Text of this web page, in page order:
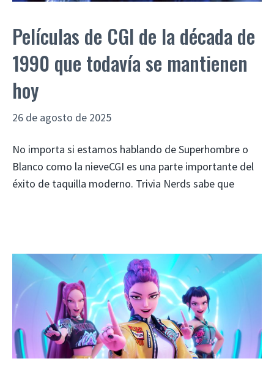
Películas de CGI de la década de
1990 que todavía se mantienen
hoy
26 de agosto de 2025
No importa si estamos hablando de Superhombre o
Blanco como la nieveCGI es una parte importante del
éxito de taquilla moderno. Trivia Nerds sabe que